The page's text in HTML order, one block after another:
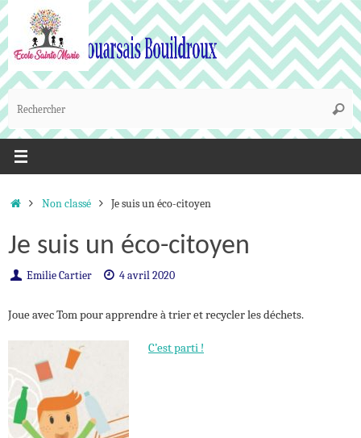
Passer
au
contenu
:
AccueilNon classé Je suis un éco-citoyen
Je suis un éco-citoyen
Emilie Cartier 4 avril 2020
Joue avec Tom pour apprendre à trier et recycler les déchets.
C’est parti !